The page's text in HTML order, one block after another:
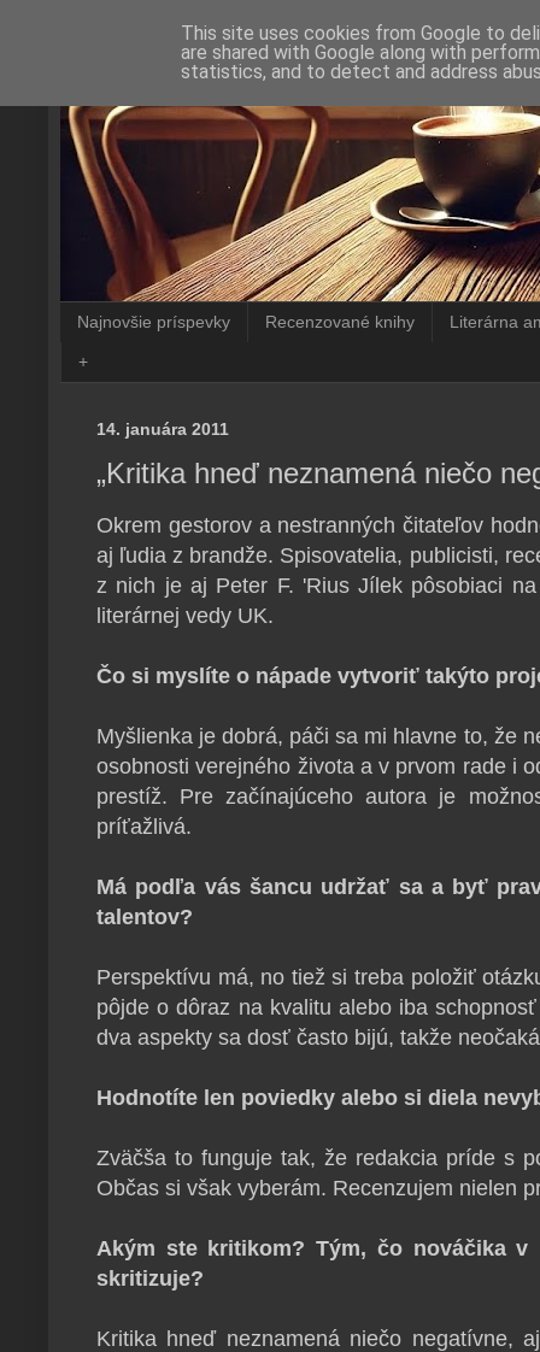
Najnovšie príspevky Recenzované knihy Literárna
+
14. januára 2011
„Kritika hneď neznamená niečo
Okrem gestorov a nestranných čitateľov
aj ľudia z brandže. Spisovatelia, publicisti,
z nich je aj Peter F. 'Rius Jílek pôsobiaci
literárnej vedy UK.
Čo si myslíte o nápade vytvoriť takýto
Myšlienka je dobrá, páči sa mi hlavne to, že
osobnosti verejného života a v prvom rade i
prestíž. Pre začínajúceho autora je
príťažlivá.
Má podľa vás šancu udržať sa a byť
talentov?
Perspektívu má, no tiež si treba položiť
pôjde o dôraz na kvalitu alebo iba
dva aspekty sa dosť často bijú, takže
Hodnotíte len poviedky alebo si diela
Zväčša to funguje tak, že redakcia príde s
Občas si však vyberám. Recenzujem nielen
Akým ste kritikom? Tým, čo nováčika
skritizuje?
Kritika hneď neznamená niečo negatívne,
This site uses cookies from Google to
are shared with Google along with
statistics, and to detect and address